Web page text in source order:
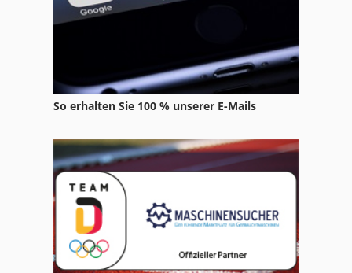
Stölting
So erhalten Sie 100 % unserer E-Mails